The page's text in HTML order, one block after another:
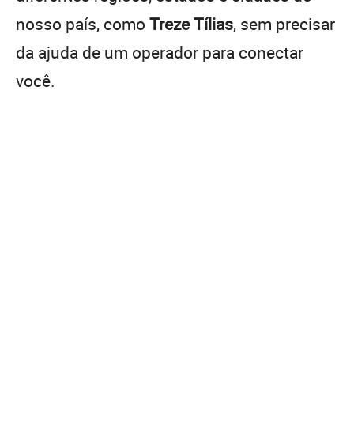
nosso país, como Treze Tílias, sem precisar
da ajuda de um operador para conectar
você.